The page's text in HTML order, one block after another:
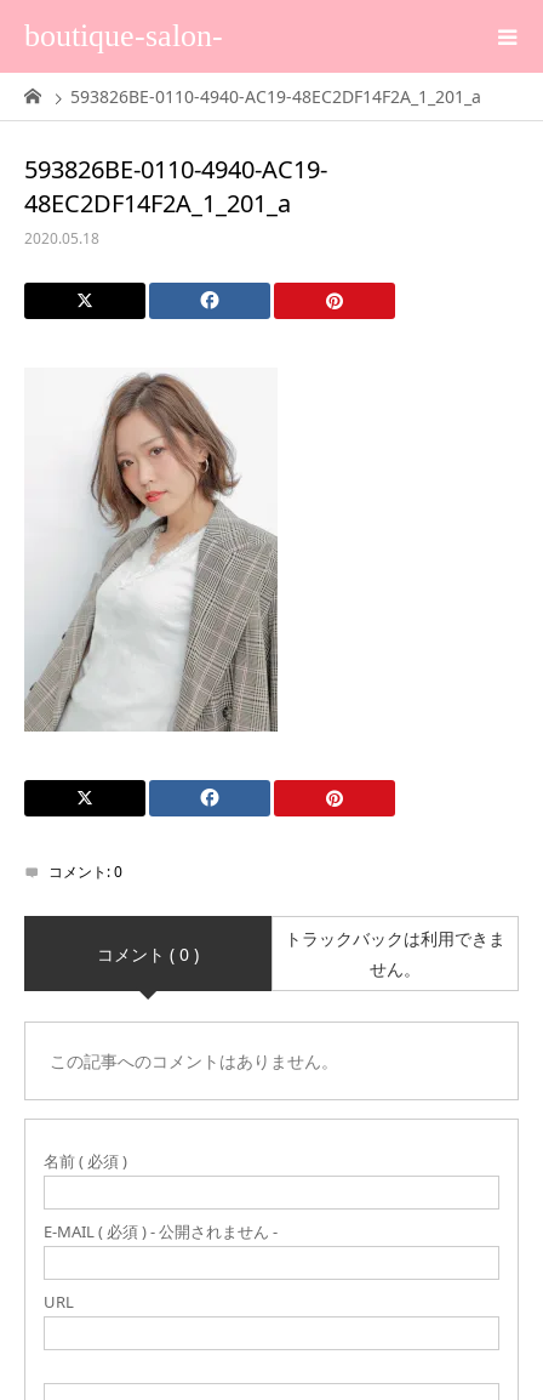
boutique-salon-
593826BE-0110-4940-AC19-48EC2DF14F2A_1_201_a
593826BE-0110-4940-AC19-
48EC2DF14F2A_1_201_a
2020.05.18
コメント:0
コメント ( 0 )
トラックバックは利用できま
せん。
この記事へのコメントはありません。
名前 ( 必須 )
E-MAIL ( 必須 ) - 公開されません -
URL